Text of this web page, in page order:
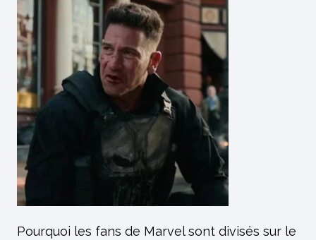
Pourquoi les fans de Marvel sont divisés sur le